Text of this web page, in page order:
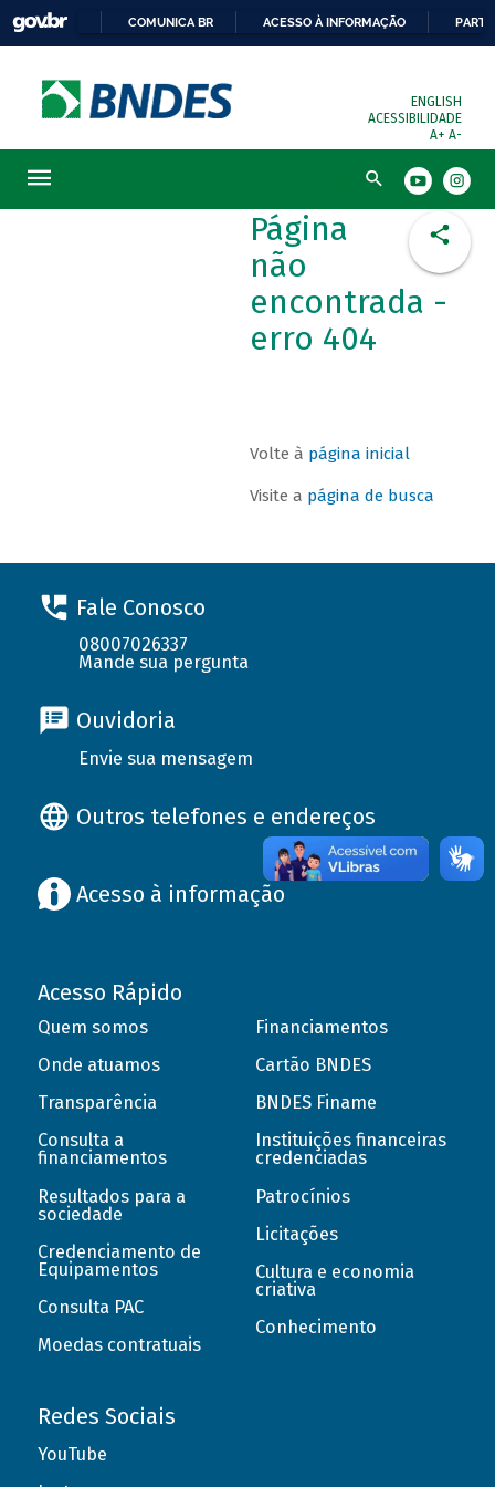
COMUNICA BR ACESSO À INFORMAÇÃO
ENGLISH
ACESSIBILIDADE
A+ A-
Busca
Página
não
encontrada -
erro 404
Volte à página inicial
Visite a página de busca
Fale Conosco
08007026337
Mande sua pergunta
Ouvidoria
Envie sua mensagem
Outros telefones e endereços
Acesso à informação
Acesso Rápido
Quem somos
Onde atuamos
Transparência
Consulta a
financiamentos
Resultados para a
sociedade
Credenciamento de
Equipamentos
Consulta PAC
Moedas contratuais
Financiamentos
Cartão BNDES
BNDES Finame
Instituições financeiras
credenciadas
Patrocínios
Licitações
Cultura e economia
criativa
Conhecimento
Redes Sociais
YouTube